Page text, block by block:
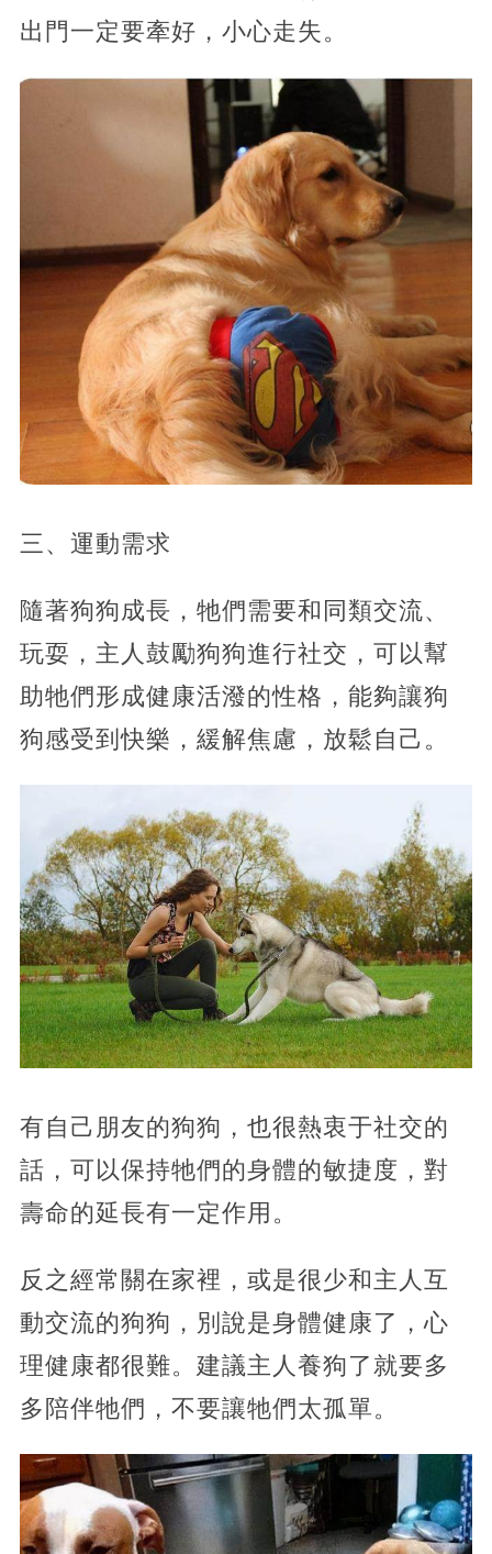
出門一定要牽好，小心走失。
三、運動需求
隨著狗狗成長，牠們需要和同類交流、
玩耍，主人鼓勵狗狗進行社交，可以幫
助牠們形成健康活潑的性格，能夠讓狗
狗感受到快樂，緩解焦慮，放鬆自己。
有自己朋友的狗狗，也很熱衷于社交的
話，可以保持牠們的身體的敏捷度，對
壽命的延長有一定作用。
反之經常關在家裡，或是很少和主人互
動交流的狗狗，別說是身體健康了，心
理健康都很難。建議主人養狗了就要多
多陪伴牠們，不要讓牠們太孤單。